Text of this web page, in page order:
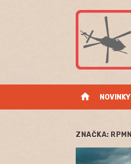
home NOVINKY
ZNAČKA: RPMN